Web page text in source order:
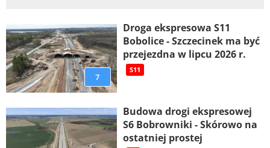
7
Droga ekspresowa S11
Bobolice - Szczecinek ma być
przejezdna w lipcu 2026 r.
S11
Budowa drogi ekspresowej
S6 Bobrowniki - Skórowo na
ostatniej prostej